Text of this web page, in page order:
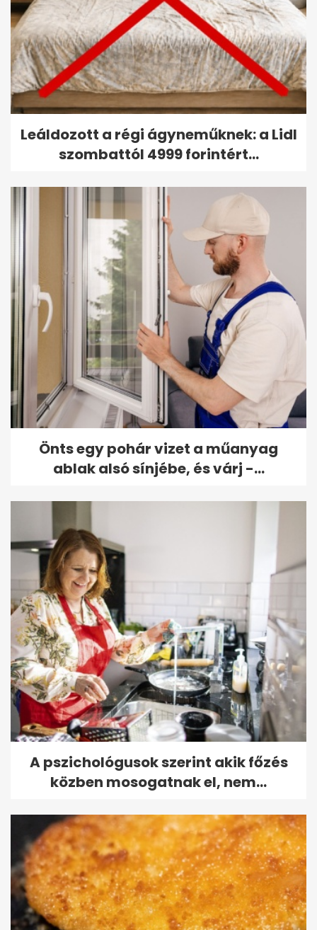
Leáldozott a régi ágyneműknek: a Lidl
szombattól 4999 forintért...
Önts egy pohár vizet a műanyag
ablak alsó sínjébe, és várj -...
A pszichológusok szerint akik főzés
közben mosogatnak el, nem...